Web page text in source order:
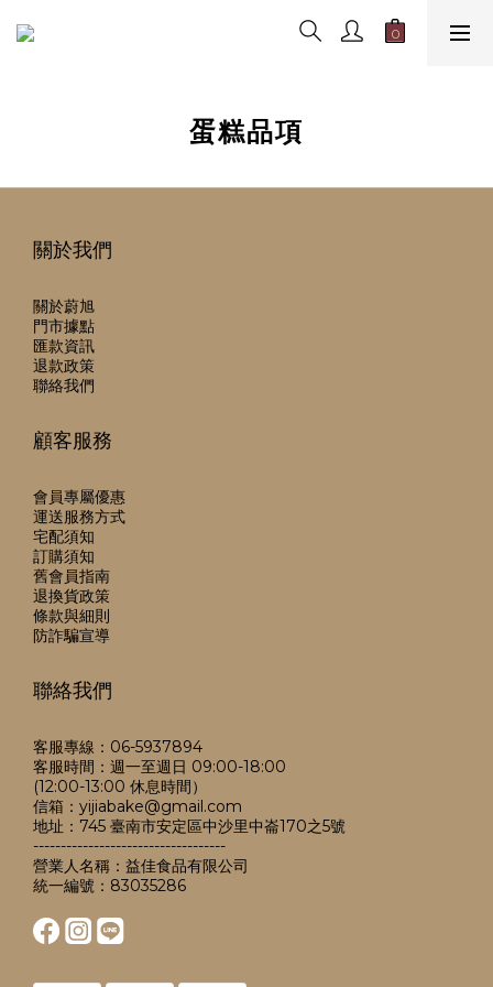
蛋糕品項
關於我們
關於蔚旭
門市據點
匯款資訊
退款政策
聯絡我們
顧客服務
會員專屬優惠
運送服務方式
宅配須知
訂購須知
舊會員指南
退換貨政策
條款與細則
防詐騙宣導
聯絡我們
客服專線：06-5937894
客服時間：週一至週日 09:00-18:00
(12:00-13:00 休息時間）
信箱：yijiabake@gmail.com
地址：745 臺南市安定區中沙里中崙170之5號
-----------------------------------
營業人名稱：益佳食品有限公司
統一編號：83035286